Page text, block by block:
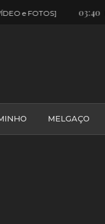
em Valença [FOTOS]
MELGAÇO